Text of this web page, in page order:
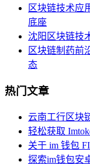
区块链技术应
底座
沈阳区块链技
区块链制药前
态
热门文章
云南工行区块
轻松获取
关于 im 钱包
探索im钱包安